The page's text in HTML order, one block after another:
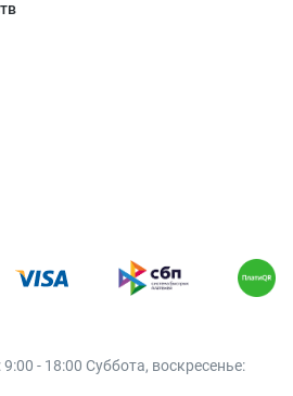
- 18:00 Суббота, воскресенье: